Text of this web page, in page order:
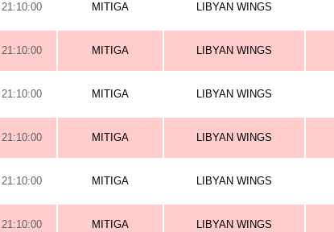
21:10:00 MITIGA LIBYAN WINGS
21:10:00 MITIGA LIBYAN WINGS
21:10:00 MITIGA LIBYAN WINGS
21:10:00 MITIGA LIBYAN WINGS
21:10:00 MITIGA LIBYAN WINGS
21:10:00 MITIGA LIBYAN WINGS